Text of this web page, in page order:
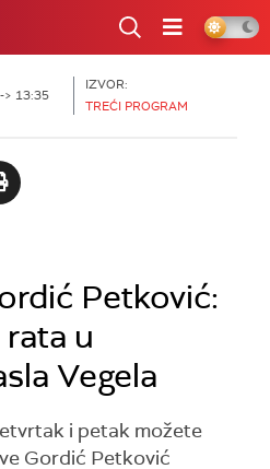
> 13:35
IZVOR:
TREĆI PROGRAM
Petković:
u
Vegela
i petak možete
Gordić Petković